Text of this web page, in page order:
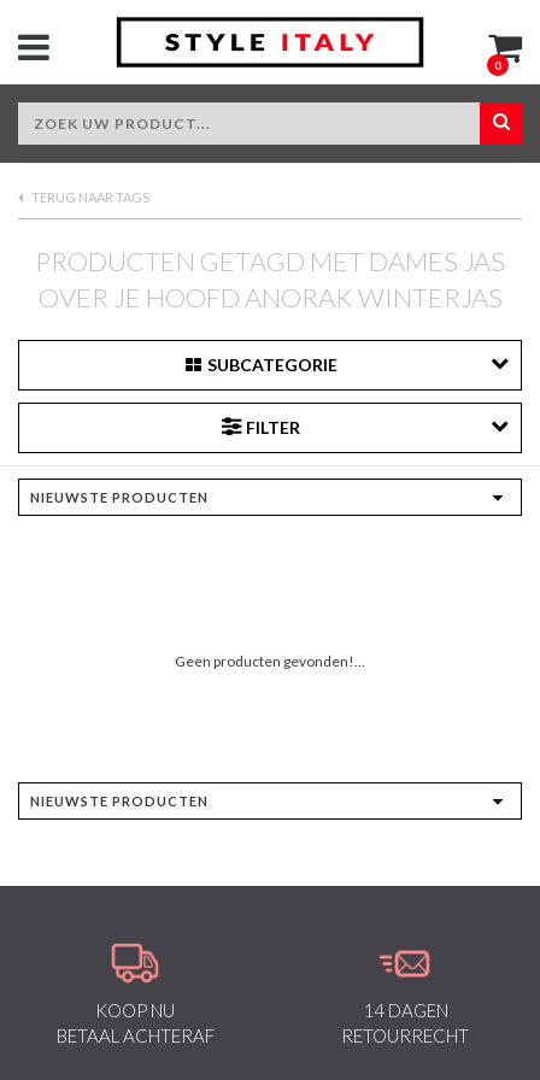
0
TERUG NAAR TAGS
PRODUCTEN GETAGD MET DAMES JAS
OVER JE HOOFD ANORAK WINTERJAS
SUBCATEGORIE
FILTER
Geen producten gevonden!...
KOOP NU
BETAAL ACHTERAF
14 DAGEN
RETOURRECHT